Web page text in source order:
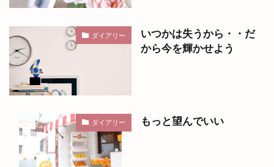
ダイアリー
いつかは失うから・・だ
から今を輝かせよう
ダイアリー もっと望んでいい